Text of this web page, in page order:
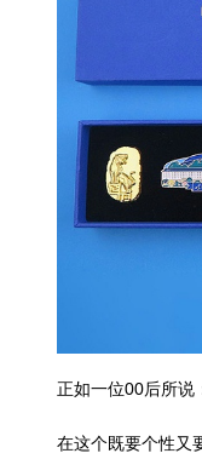
正如一位00后所说
在这个既要个性又